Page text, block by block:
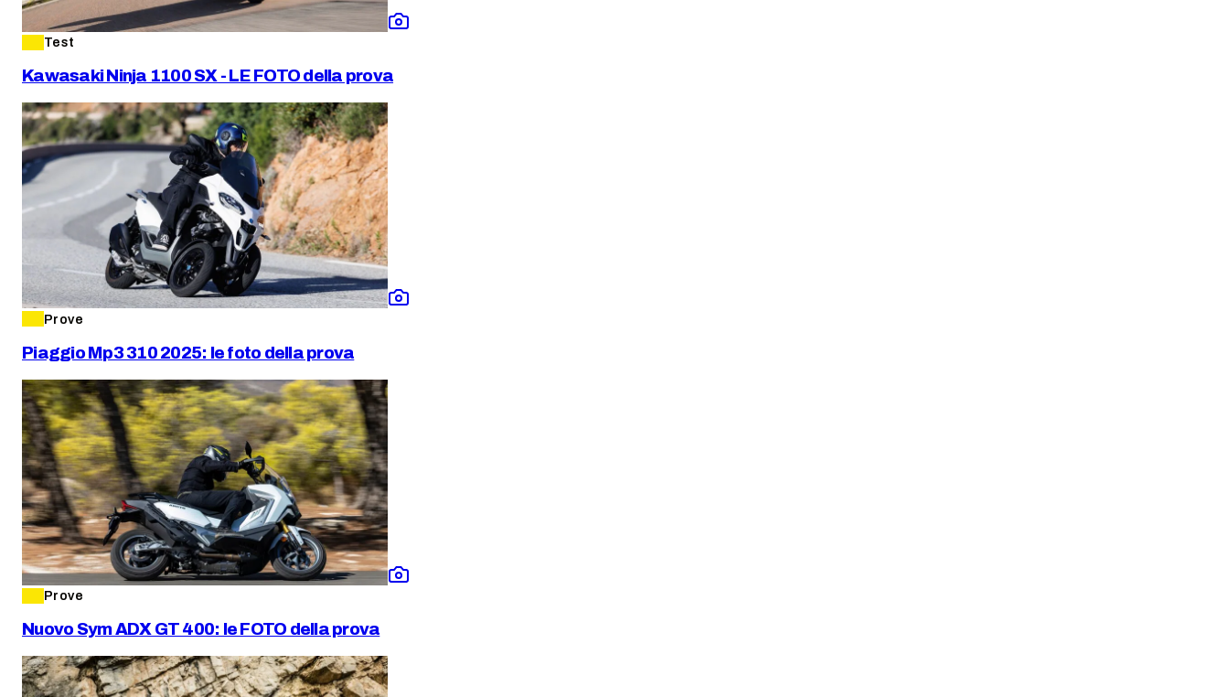
Test
Kawasaki Ninja 1100 SX - LE FOTO della prova
Prove
Piaggio Mp3 310 2025: le foto della prova
Prove
Nuovo Sym ADX GT 400: le FOTO della prova